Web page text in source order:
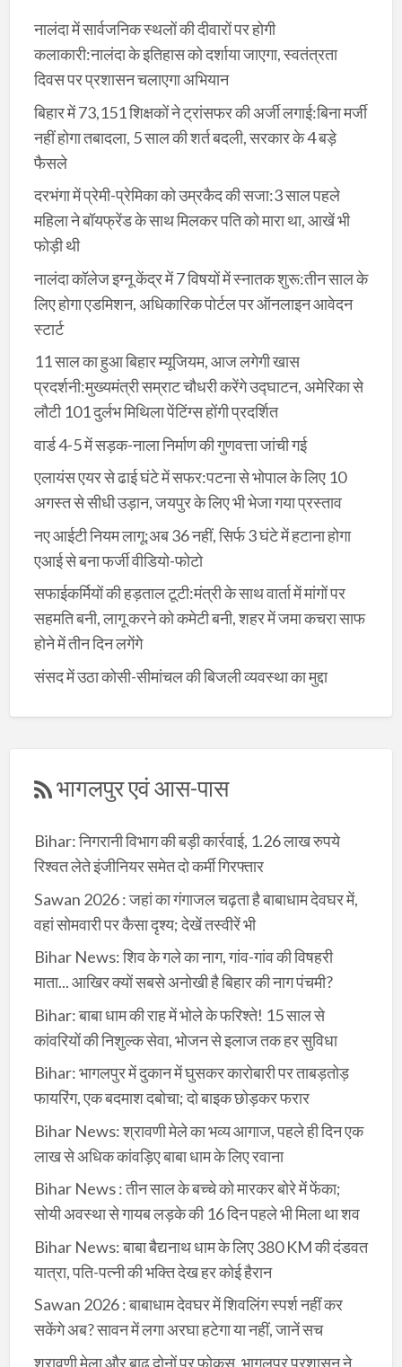
नालंदा में सार्वजनिक स्थलों की दीवारों पर होगी
कलाकारी:नालंदा के इतिहास को दर्शाया जाएगा, स्वतंत्रता
दिवस पर प्रशासन चलाएगा अभियान
बिहार में 73,151 शिक्षकों ने ट्रांसफर की अर्जी लगाई:बिना मर्जी
नहीं होगा तबादला, 5 साल की शर्त बदली, सरकार के 4 बड़े
फैसले
दरभंगा में प्रेमी-प्रेमिका को उम्रकैद की सजा:3 साल पहले
महिला ने बॉयफ्रेंड के साथ मिलकर पति को मारा था, आखें भी
फोड़ी थी
नालंदा कॉलेज इग्नू केंद्र में 7 विषयों में स्नातक शुरू:तीन साल के
लिए होगा एडमिशन, अधिकारिक पोर्टल पर ऑनलाइन आवेदन
स्टार्ट
11 साल का हुआ बिहार म्यूजियम, आज लगेगी खास
प्रदर्शनी:मुख्यमंत्री सम्राट चौधरी करेंगे उद्घाटन, अमेरिका से
लौटी 101 दुर्लभ मिथिला पेंटिंग्स होंगी प्रदर्शित
वार्ड 4-5 में सड़क-नाला निर्माण की गुणवत्ता जांची गई
एलायंस एयर से ढाई घंटे में सफर:पटना से भोपाल के लिए 10
अगस्त से सीधी उड़ान, जयपुर के लिए भी भेजा गया प्रस्ताव
नए आईटी नियम लागू:अब 36 नहीं, सिर्फ 3 घंटे में हटाना होगा
एआई से बना फर्जी वीडियो-फोटो
सफाईकर्मियों की हड़ताल टूटी:मंत्री के साथ वार्ता में मांगों पर
सहमति बनी, लागू करने को कमेटी बनी, शहर में जमा कचरा साफ
होने में तीन दिन लगेंगे
संसद में उठा कोसी-सीमांचल की बिजली व्यवस्था का मुद्दा
भागलपुर एवं आस-पास
Bihar: निगरानी विभाग की बड़ी कार्रवाई, 1.26 लाख रुपये
रिश्वत लेते इंजीनियर समेत दो कर्मी गिरफ्तार
Sawan 2026 : जहां का गंगाजल चढ़ता है बाबाधाम देवघर में,
वहां सोमवारी पर कैसा दृश्य; देखें तस्वीरें भी
Bihar News: शिव के गले का नाग, गांव-गांव की विषहरी
माता... आखिर क्यों सबसे अनोखी है बिहार की नाग पंचमी?
Bihar: बाबा धाम की राह में भोले के फरिश्ते! 15 साल से
कांवरियों की निशुल्क सेवा, भोजन से इलाज तक हर सुविधा
Bihar: भागलपुर में दुकान में घुसकर कारोबारी पर ताबड़तोड़
फायरिंग, एक बदमाश दबोचा; दो बाइक छोड़कर फरार
Bihar News: श्रावणी मेले का भव्य आगाज, पहले ही दिन एक
लाख से अधिक कांवड़िए बाबा धाम के लिए रवाना
Bihar News : तीन साल के बच्चे को मारकर बोरे में फेंका;
सोयी अवस्था से गायब लड़के की 16 दिन पहले भी मिला था शव
Bihar News: बाबा बैद्यनाथ धाम के लिए 380 KM की दंडवत
यात्रा, पति-पत्नी की भक्ति देख हर कोई हैरान
Sawan 2026 : बाबाधाम देवघर में शिवलिंग स्पर्श नहीं कर
सकेंगे अब? सावन में लगा अरघा हटेगा या नहीं, जानें सच
श्रावणी मेला और बाढ़ दोनों पर फोकस, भागलपुर प्रशासन ने